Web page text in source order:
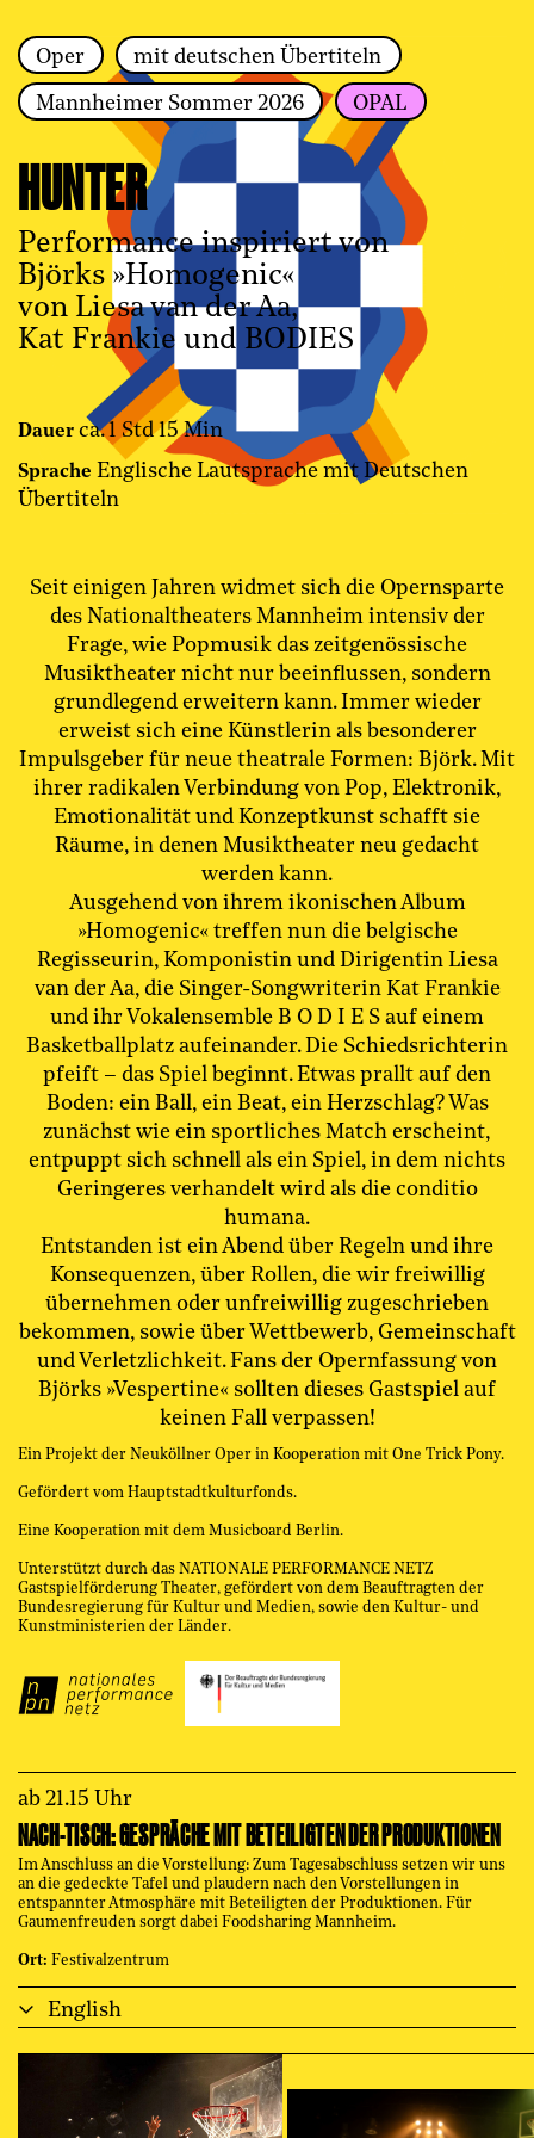
Zur Hauptnavigation springen
Zum Hauptinhalt springen Zum Footer springen
Oper mit deutschen Übertiteln
Mannheimer Sommer 2026 OPAL
HUNTER
Performance inspiriert von
Björks »Homogenic«
von Liesa van der Aa,
Kat Frankie und BODIES
Dauer ca. 1 Std 15 Min
Sprache Englische Lautsprache mit Deutschen
Übertiteln
Seit einigen Jahren widmet sich die Opernsparte
des Nationaltheaters Mannheim intensiv der
Frage, wie Popmusik das zeitgenössische
Musiktheater nicht nur beeinflussen, sondern
grundlegend erweitern kann. Immer wieder
erweist sich eine Künstlerin als besonderer
Impulsgeber für neue theatrale Formen: Björk. Mit
ihrer radikalen Verbindung von Pop, Elektronik,
Emotionalität und Konzeptkunst schafft sie
Räume, in denen Musiktheater neu gedacht
werden kann.
Ausgehend von ihrem ikonischen Album
»Homogenic« treffen nun die belgische
Regisseurin, Komponistin und Dirigentin Liesa
van der Aa, die Singer-Songwriterin Kat Frankie
und ihr Vokalensemble B O D I E S auf einem
Basketballplatz aufeinander. Die Schiedsrichterin
pfeift – das Spiel beginnt. Etwas prallt auf den
Boden: ein Ball, ein Beat, ein Herzschlag? Was
zunächst wie ein sportliches Match erscheint,
entpuppt sich schnell als ein Spiel, in dem nichts
Geringeres verhandelt wird als die conditio
humana.
Entstanden ist ein Abend über Regeln und ihre
Konsequenzen, über Rollen, die wir freiwillig
übernehmen oder unfreiwillig zugeschrieben
bekommen, sowie über Wettbewerb, Gemeinschaft
und Verletzlichkeit. Fans der Opernfassung von
Björks »Vespertine« sollten dieses Gastspiel auf
keinen Fall verpassen!
Ein Projekt der Neuköllner Oper in Kooperation mit One Trick Pony.
Gefördert vom Hauptstadtkulturfonds.
Eine Kooperation mit dem Musicboard Berlin.
Unterstützt durch das NATIONALE PERFORMANCE NETZ
Gastspielförderung Theater, gefördert von dem Beauftragten der
Bundesregierung für Kultur und Medien, sowie den Kultur- und
Kunstministerien der Länder.
ab 21.15 Uhr
NACH-TISCH: GESPRÄCHE MIT BETEILIGTEN DER PRODUKTIONEN
Im Anschluss an die Vorstellung: Zum Tagesabschluss setzen wir uns
an die gedeckte Tafel und plaudern nach den Vorstellungen in
entspannter Atmosphäre mit Beteiligten der Produktionen. Für
Gaumenfreuden sorgt dabei Foodsharing Mannheim.
Ort: Festivalzentrum
English